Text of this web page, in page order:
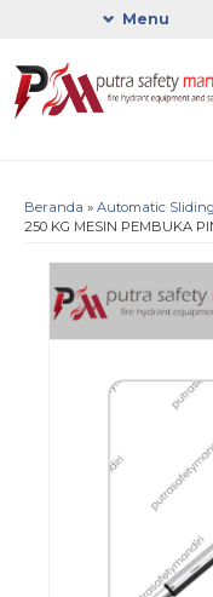
Menu
Beranda » Automatic
250 KG MESIN PEMBUKA